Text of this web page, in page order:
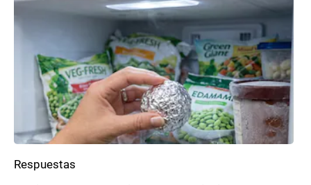
Respuestas